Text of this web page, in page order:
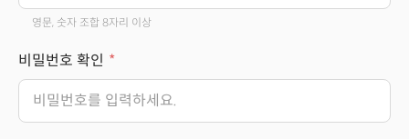
영문, 숫자 조합 8자리 이상
비밀번호 확인